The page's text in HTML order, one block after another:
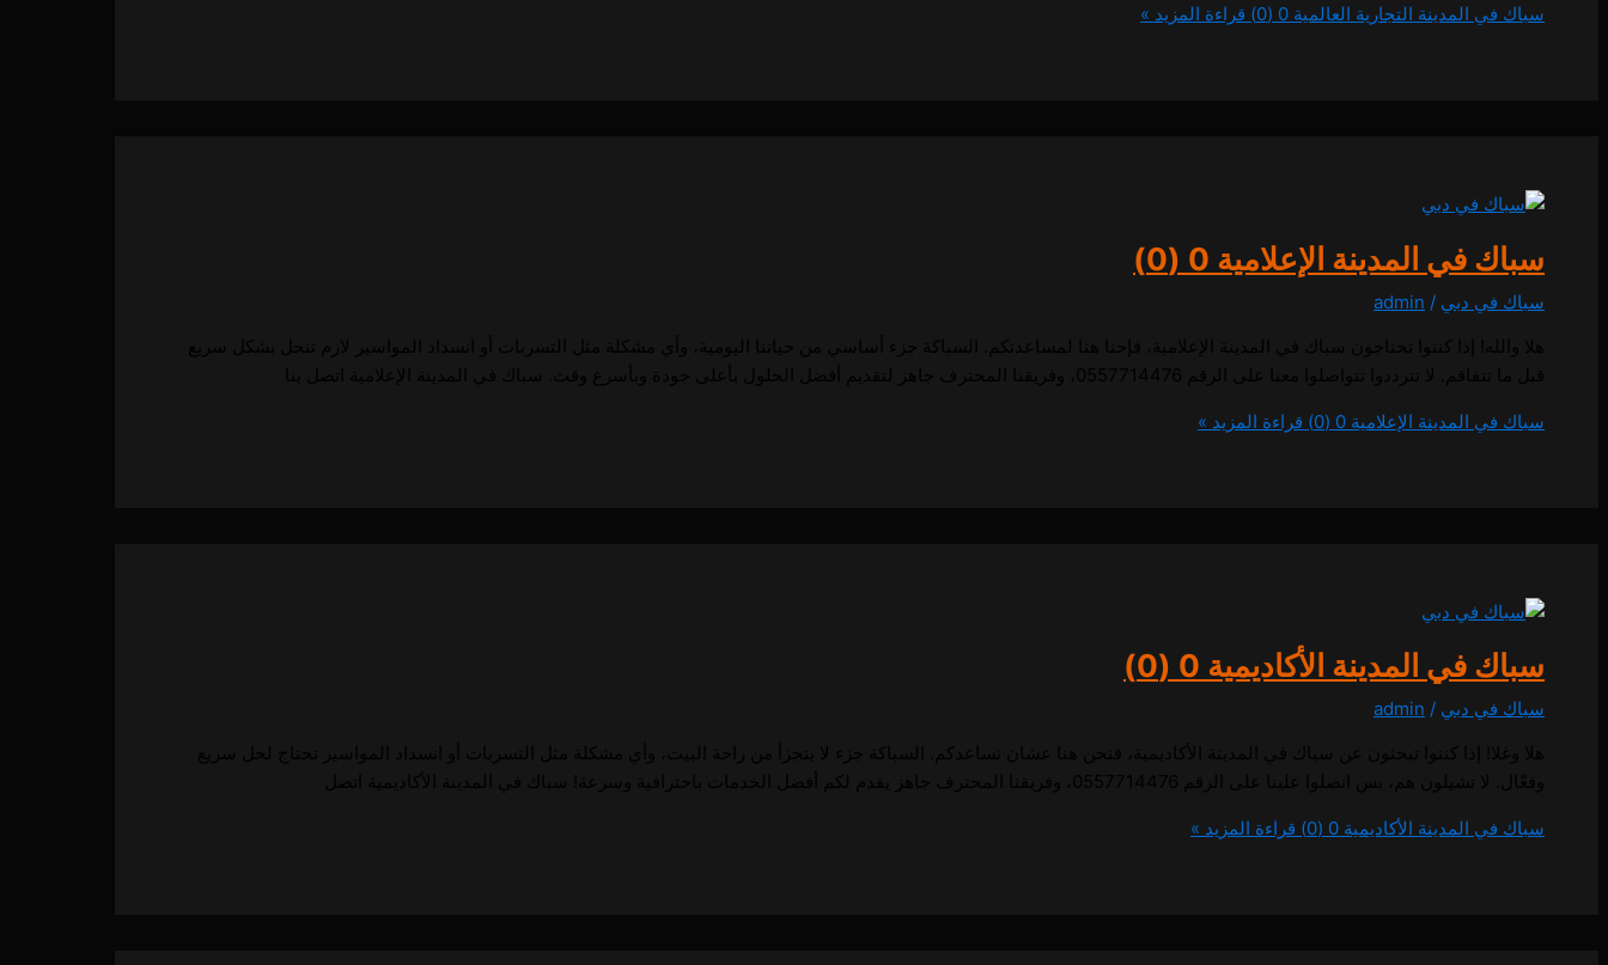
سباك في المدينة التجارية العالمية 0 (0) قراءة المزيد »
سباك في المدينة الإعلامية 0 (0)
سباك في دبي /
admin
سباك في المدينة الإعلامية 0 (0) قراءة المزيد »
سباك في المدينة الأكاديمية 0 (0)
سباك في دبي /
admin
سباك في المدينة الأكاديمية 0 (0) قراءة المزيد »